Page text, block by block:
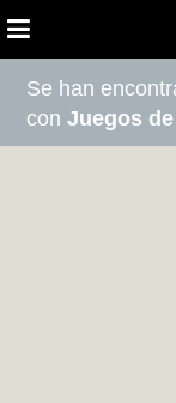
Se han
conJuegos